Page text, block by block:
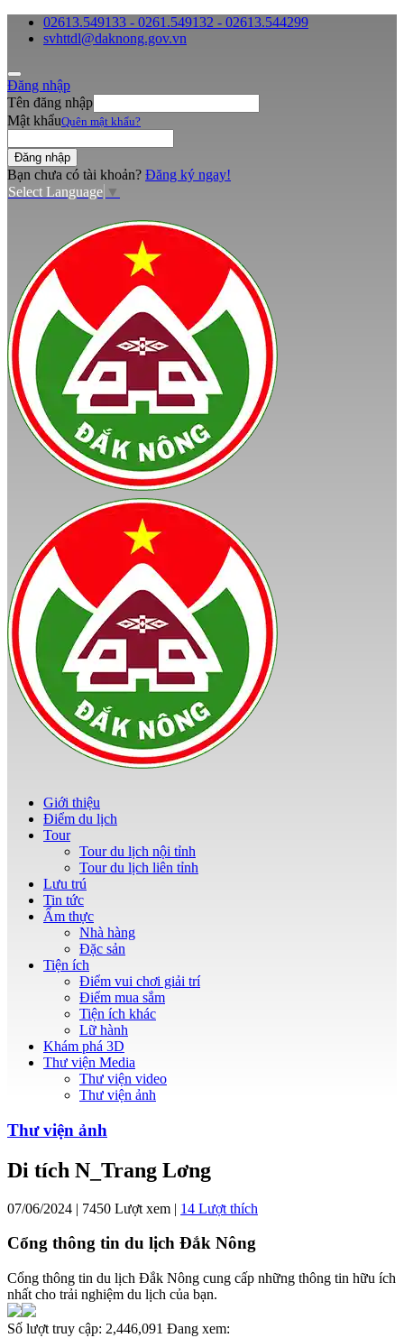
02613.549133 - 0261.549132 - 02613.544299
svhttdl@daknong.gov.vn
Đăng nhập
Tên đăng nhập
Mật khẩuQuên mật khẩu?
Bạn chưa có tài khoản? Đăng ký ngay!
Select Language ▼
Giới thiệu
Điểm du lịch
Tour
Tour du lịch nội tỉnh
Tour du lịch liên tỉnh
Lưu trú
Tin tức
Ẩm thực
Nhà hàng
Đặc sản
Tiện ích
Điểm vui chơi giải trí
Điểm mua sắm
Tiện ích khác
Lữ hành
Khám phá 3D
Thư viện Media
Thư viện video
Thư viện ảnh
Thư viện ảnh
Di tích N_Trang Lơng
07/06/2024 | 7450 Lượt xem | 14 Lượt thích
Cổng thông tin du lịch Đắk Nông
Cổng thông tin du lịch Đắk Nông cung cấp những thông tin hữu ích
nhất cho trải nghiệm du lịch của bạn.
Số lượt truy cập: 2,446,091 Đang xem: